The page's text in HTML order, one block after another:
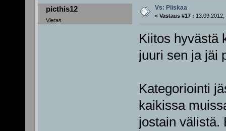
picthis12
Vieras
Vs: Piiskaa
« Vastaus #17 : 13.09.2012,
Kiitos hyvästä
juuri sen ja jäi
Kategoriointi
kaikissa
jostain välistä.